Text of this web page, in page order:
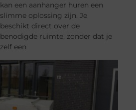
kan een aanhanger huren een
slimme oplossing zijn. Je
beschikt direct over de
benodigde ruimte, zonder dat je
zelf een